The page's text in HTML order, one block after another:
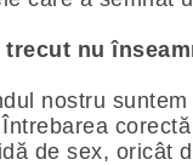
nu
nostru
Întrebarea
de sex, oricât